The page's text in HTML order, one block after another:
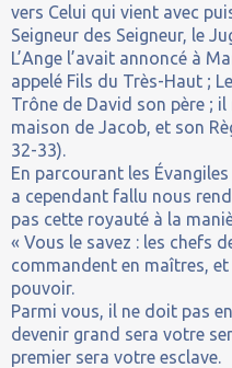
vers Celui qui vient avec
Seigneur des Seigneur, le
L’Ange l’avait annoncé à
appelé Fils du Très-Haut ;
Trône de David son père ;
maison de Jacob, et son
32-33).
En parcourant les
a cependant fallu nous
pas cette royauté à la
« Vous le savez : les chefs
commandent en maîtres,
pouvoir.
Parmi vous, il ne doit pas
devenir grand sera votre
premier sera votre esclave.